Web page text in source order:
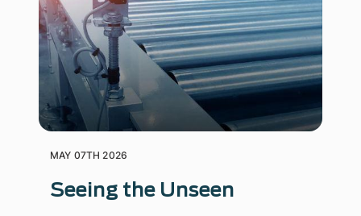
MAY 07TH 2026
Seeing the Unseen